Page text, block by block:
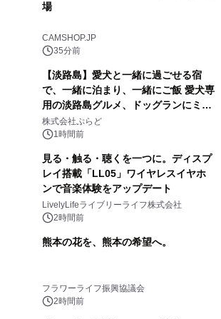
場
CAMSHOP.JP
35分前
【淡路島】愛犬と一緒に過ごせる宿
で、一緒に泊まり、一緒にご飯 愛犬専
用の淡路島グルメ、ドッグランにミニ
プール グランピングとトレーラーハウ
スの2施設で
株式会社ぷらど
1時間前
見る・触る・聴くを一つに。ディスプ
レイ搭載「LL05」ワイヤレスイヤホ
ンで音楽体験をアップデート
LivelyLifeライブリーライフ株式会社
2時間前
熊本の花を、熊本の希望へ。
フラワーライフ振興協議会
2時間前